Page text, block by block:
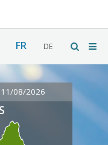
FR DE
11/08/2026